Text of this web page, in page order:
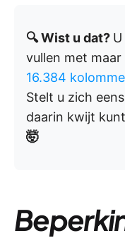
🔍 Wist u dat?
vullen met maar
16.384
Stelt u zich
daarin kwijt
🤯